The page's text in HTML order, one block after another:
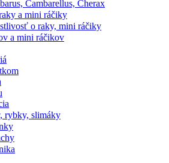
Cambarellus, Cherax
a mini ráčiky
o raky, mini ráčiky
a mini ráčikov
slimáky